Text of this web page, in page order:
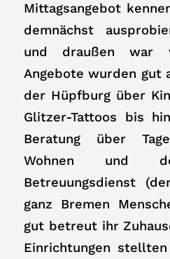
Mittagsangebot
demnächst
und draußen war
Angebote wurden gut
der Hüpfburg über
Glitzer-Tattoos bis
Beratung über
Wohnen und
Betreuungsdienst
ganz Bremen
gut betreut ihr
Einrichtungen